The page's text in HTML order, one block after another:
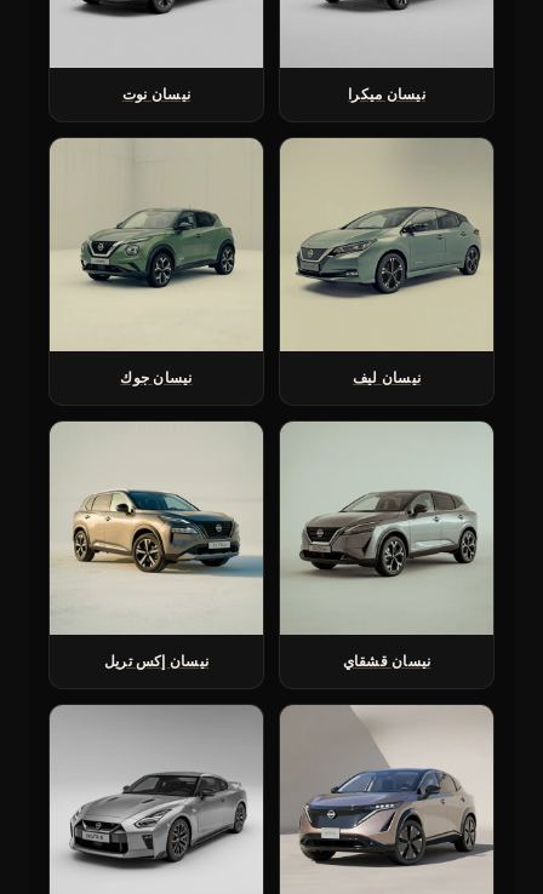
نيسان ميكرا نيسان نوت
نيسان ليف نيسان جوك
نيسان قشقاي نيسان إكس تريل